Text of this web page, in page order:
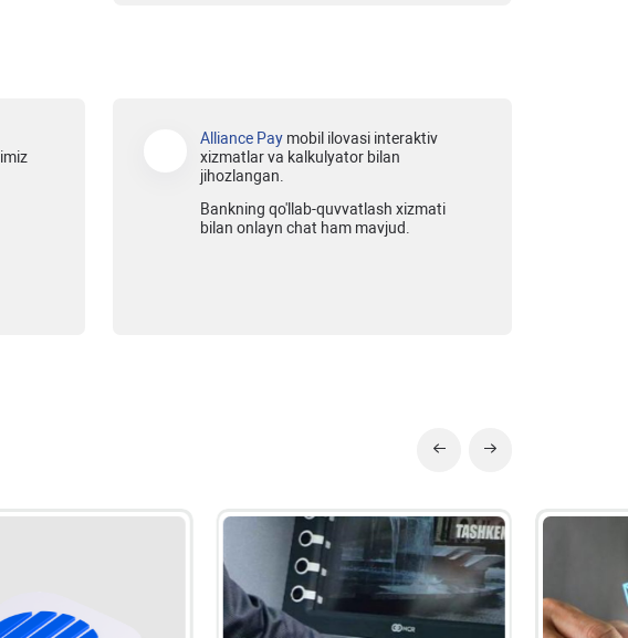
Alliance Pay mobil ilovasi interaktiv
xizmatlar va kalkulyator bilan
jihozlangan.
Bankning qo'llab-quvvatlash xizmati
bilan onlayn chat ham mavjud.